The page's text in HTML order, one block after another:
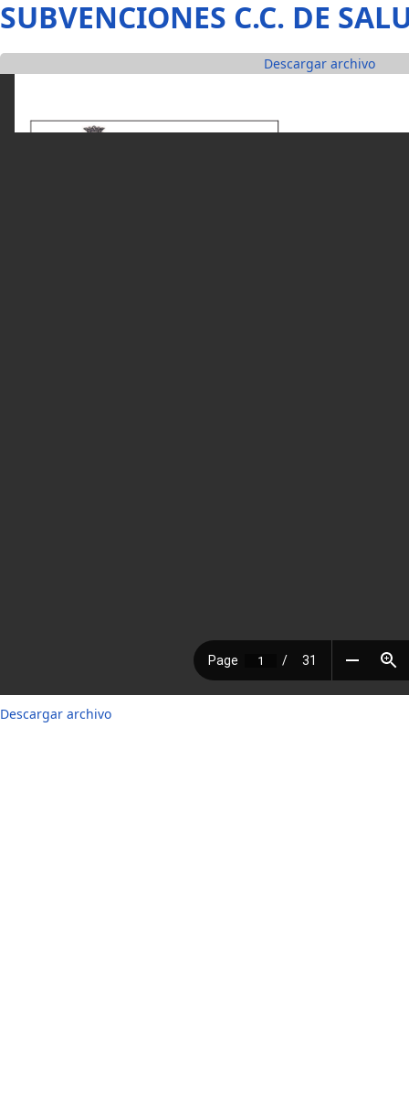
Pasar al contenido principal
SUBVENCIONES C.C. DE
Descargar archivo
Descargar archivo